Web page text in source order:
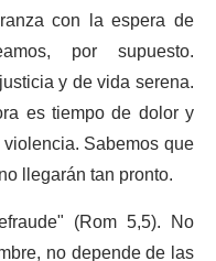
con la espera de
por supuesto.
y de vida serena.
es tiempo de dolor y
Sabemos que
llegarán tan pronto.
(Rom 5,5). No
no depende de las